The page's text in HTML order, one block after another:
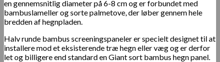
en gennemsnitlig diameter på 6-8 cm og er forbundet med
bambuslameller og sorte palmetove, der løber gennem hele
bredden af hegnpladen.
Halv runde bambus screeningspaneler er specielt designet til at
installere mod et eksisterende træ hegn eller væg og er derfor
let og billigere end standard en Giant sort bambus hegn panel.